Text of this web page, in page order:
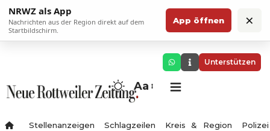
NRWZ als App
Nachrichten aus der Region direkt auf dem
Startbildschirm.
App öffnen ×
Unterstützen
Aa
Stellenanzeigen Schlagzeilen Kreis & Region Polizei